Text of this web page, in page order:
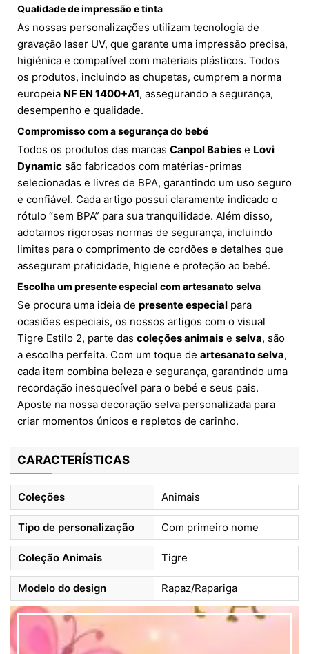
Qualidade de impressão e tinta
As nossas personalizações utilizam tecnologia de
gravação laser UV, que garante uma impressão precisa,
higiénica e compatível com materiais plásticos. Todos
os produtos, incluindo as chupetas, cumprem a norma
europeia NF EN 1400+A1, assegurando a segurança,
desempenho e qualidade.
Compromisso com a segurança do bebé
Todos os produtos das marcas Canpol Babies e Lovi
Dynamic são fabricados com matérias-primas
selecionadas e livres de BPA, garantindo um uso seguro
e confiável. Cada artigo possui claramente indicado o
rótulo “sem BPA” para sua tranquilidade. Além disso,
adotamos rigorosas normas de segurança, incluindo
limites para o comprimento de cordões e detalhes que
asseguram praticidade, higiene e proteção ao bebé.
Escolha um presente especial com artesanato selva
Se procura uma ideia de presente especial para
ocasiões especiais, os nossos artigos com o visual
Tigre Estilo 2, parte das coleções animais e selva, são
a escolha perfeita. Com um toque de artesanato selva,
cada item combina beleza e segurança, garantindo uma
recordação inesquecível para o bebé e seus pais.
Aposte na nossa decoração selva personalizada para
criar momentos únicos e repletos de carinho.
CARACTERÍSTICAS
Coleções Animais
Tipo de personalização Com primeiro nome
Coleção Animais Tigre
Modelo do design Rapaz/Rapariga